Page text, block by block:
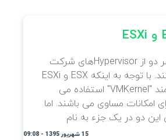
ESX و ESXi هر دو از Hypervisorهای شرکت
VMware هستند. با توجه به اینکه ESX و ESXi
از kernel قدرتمند "VMKernel" استفاده می
امکانات مساوی می باشند. اما
دو در یک جزء به نام
15 شهریور 1395 - 09:08